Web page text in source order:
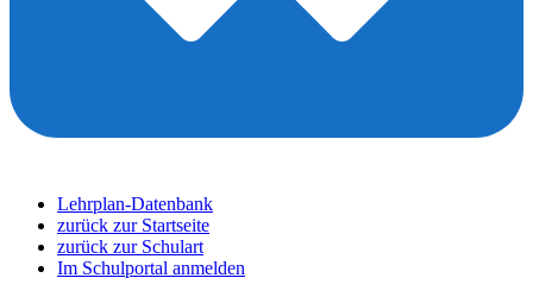
Lehrplan-Datenbank
zurück zur Startseite
zurück zur Schulart
Im Schulportal anmelden